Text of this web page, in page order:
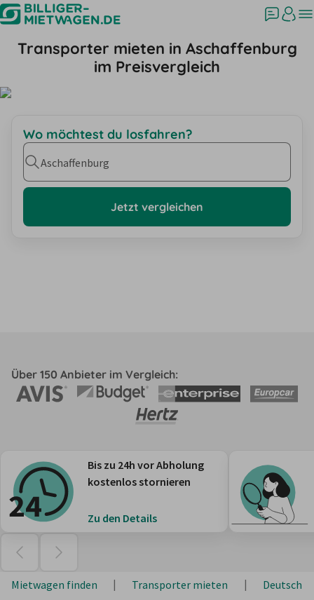
Transporter mieten in Aschaffenburg
im Preisvergleich
Wo möchtest du losfahren?
Aschaffenburg
Jetzt vergleichen
Über 150 Anbieter im Vergleich:
Bis zu 24h vor Abholung
kostenlos stornieren
Zu den Details
Mietwagen finden Transporter mieten